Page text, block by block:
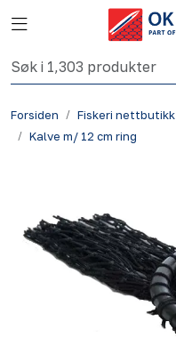
Skip to main content
Toggle navigation
Forsiden Fiskeri nettbutikk
Kalve m/ 12 cm ring
Fiskeri nettbutikk
Havbruk
Om oss
Kontakt